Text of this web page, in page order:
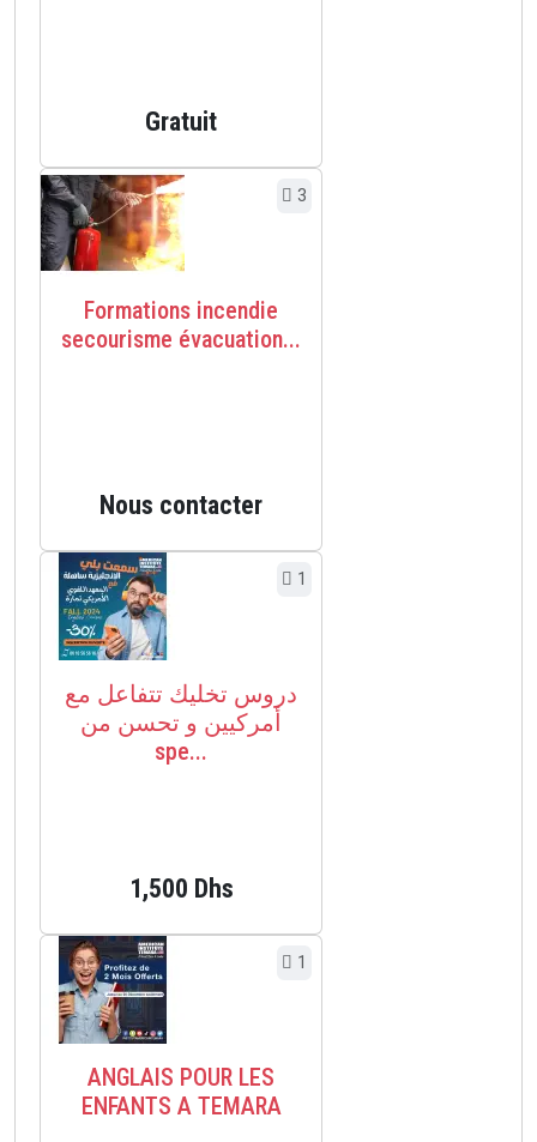
Gratuit
3
Formations incendie
secourisme évacuation...
Nous contacter
1
دروس تخليك تتفاعل مع
أمركيين و تحسن من
spe...
1,500 Dhs
1
ANGLAIS POUR LES
ENFANTS A TEMARA